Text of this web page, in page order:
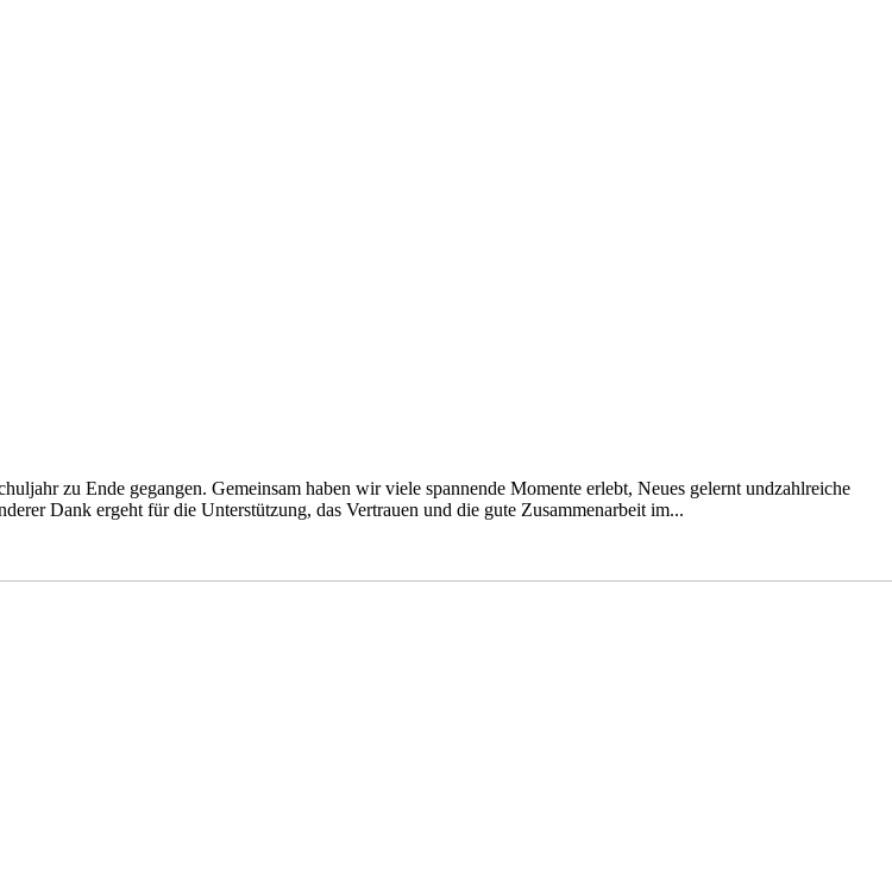
zu Ende gegangen. Gemeinsam haben wir viele spannende Momente erlebt, Neues gelernt undzahlreiche
Dank ergeht für die Unterstützung, das Vertrauen und die gute Zusammenarbeit im...